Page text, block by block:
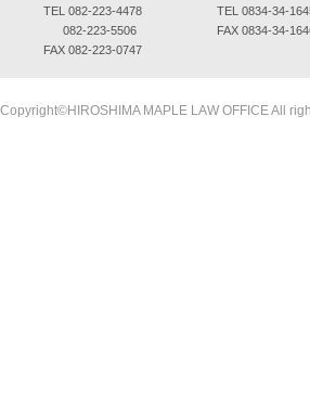
TEL 082-223-4478
082-223-5506
FAX 082-223-0747
TEL 0834-34-
FAX 0834-34-
Copyright©HIROSHIMA MAPLE LAW OFFICE All